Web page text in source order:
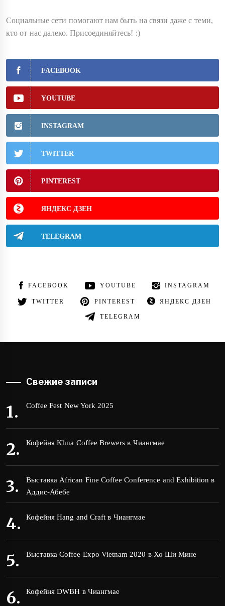
Социальные сети помогают нам быть на связи даже с теми,
кто от нас далеко. Присоединяйтесь! :)
FACEBOOK
YOUTUBE
INSTAGRAM
TWITTER
PINTEREST
ЯНДЕКС ДЗЕН
TELEGRAM
FACEBOOK YOUTUBE INSTAGRAM
TWITTER PINTEREST ЯНДЕКС ДЗЕН
TELEGRAM
Свежие записи
Coffee Fest New York 2025
Кофейня Khna Coffee Brewers в Чиангмае
Выставка African Fine Coffee Conference and Exhibition в
Аддис-Абебе
Кофейня Hang and Craft в Чиангмае
Выставка Coffee Expo Vietnam 2020 в Хо Ши Мине
Кофейня DWBH в Чиангмае